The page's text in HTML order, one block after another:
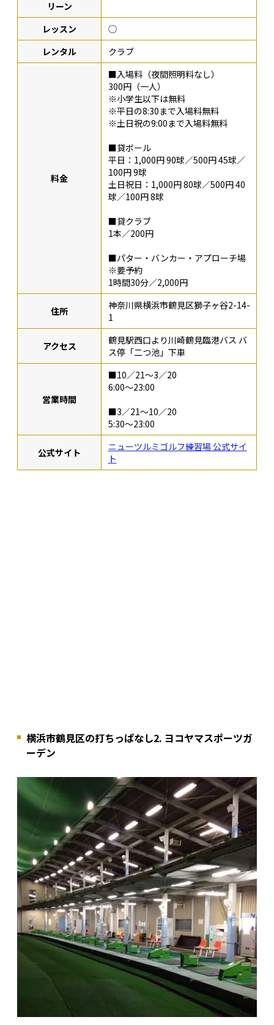
リーン
レッスン
◯
レンタル
クラブ
料金
■入場料（夜間照明料なし）
300円（一人）
※小学生以下は無料
※平日の8:30まで入場料無料
※土日祝の9:00まで入場料無料
■貸ボール
平日：1,000円 90球／500円 45球／
100円 9球
土日祝日：1,000円 80球／500円 40
球／100円 8球
■貸クラブ
1本／200円
■パター・バンカー・アプローチ場
※要予約
1時間30分／2,000円
住所
神奈川県横浜市鶴見区獅子ヶ谷2-14-
1
アクセス
鶴見駅西口より川崎鶴見臨港バス バ
ス停「二つ池」下車
営業時間
■10／21～3／20
6:00～23:00
■3／21～10／20
5:30～23:00
公式サイト
ニューツルミゴルフ練習場 公式サイ
ト
横浜市鶴見区の打ちっぱなし2. ​​ヨコヤマスポーツガ
ーデン